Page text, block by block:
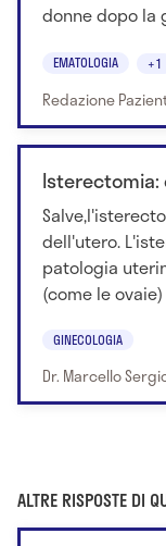
donne dopo la
EMATOLOGIA +1
Redazione
Isterectomia:
dell'utero.
patologia
(come le
GINECOLOGIA
Dr. Marcello
ALTRE RISPOSTE DI